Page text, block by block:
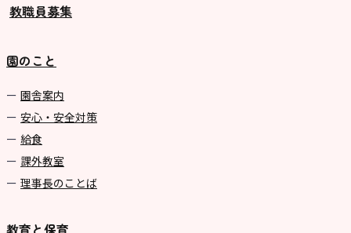
教職員募集
園のこと
園舎案内
安心・安全対策
給食
課外教室
理事長のことば
教育と保育